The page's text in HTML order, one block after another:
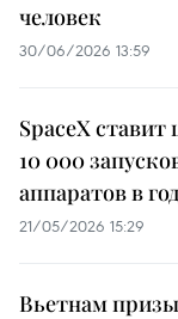
человек
30/06/2026 13:59
SpaceX ставит
10 000
аппаратов в год
21/05/2026 15:29
Вьетнам